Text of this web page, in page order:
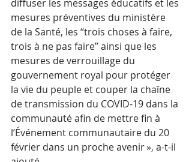
diffuser les messages éducatifs et les
mesures préventives du ministère
de la Santé, les “trois choses à faire,
trois à ne pas faire” ainsi que les
mesures de verrouillage du
gouvernement royal pour protéger
la vie du peuple et couper la chaîne
de transmission du COVID-19 dans la
communauté afin de mettre fin à
l’Événement communautaire du 20
février dans un proche avenir », a-t-il